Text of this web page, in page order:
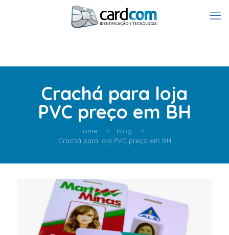
Crachá para loja
PVC preço em BH
Home
Blog
Crachá para loja PVC preço em BH